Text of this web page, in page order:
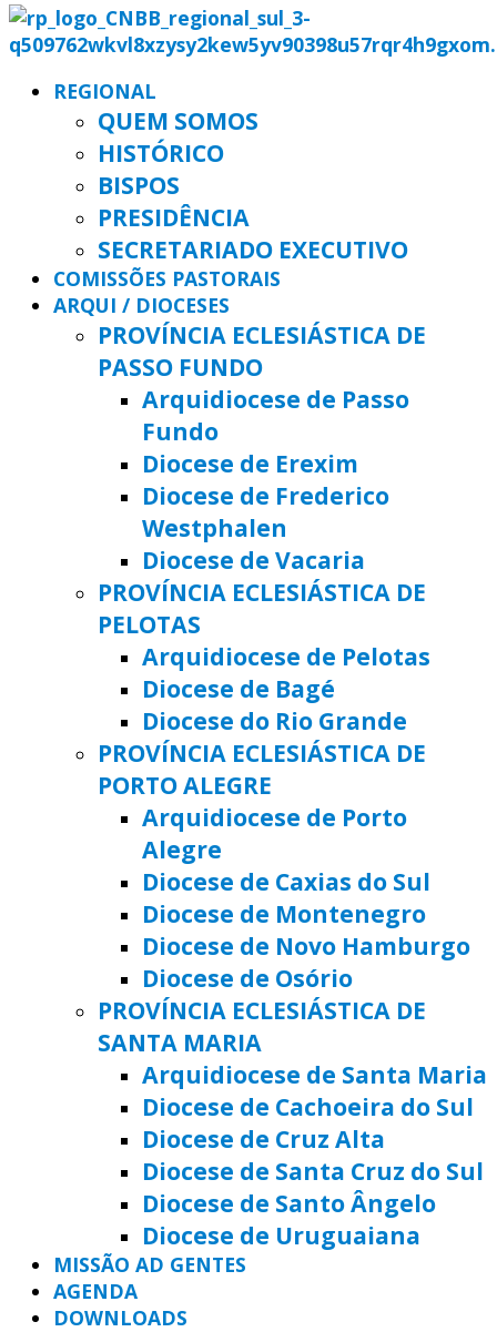
REGIONAL
QUEM SOMOS
HISTÓRICO
BISPOS
PRESIDÊNCIA
SECRETARIADO EXECUTIVO
COMISSÕES PASTORAIS
ARQUI / DIOCESES
PROVÍNCIA ECLESIÁSTICA DE
PASSO FUNDO
Arquidiocese de Passo
Fundo
Diocese de Erexim
Diocese de Frederico
Westphalen
Diocese de Vacaria
PROVÍNCIA ECLESIÁSTICA DE
PELOTAS
Arquidiocese de Pelotas
Diocese de Bagé
Diocese do Rio Grande
PROVÍNCIA ECLESIÁSTICA DE
PORTO ALEGRE
Arquidiocese de Porto
Alegre
Diocese de Caxias do Sul
Diocese de Montenegro
Diocese de Novo Hamburgo
Diocese de Osório
PROVÍNCIA ECLESIÁSTICA DE
SANTA MARIA
Arquidiocese de Santa Maria
Diocese de Cachoeira do Sul
Diocese de Cruz Alta
Diocese de Santa Cruz do Sul
Diocese de Santo Ângelo
Diocese de Uruguaiana
MISSÃO AD GENTES
AGENDA
DOWNLOADS